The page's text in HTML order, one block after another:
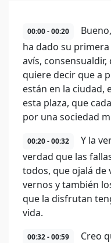
00:00 - 00:20
ha dado su
avís,
quiere decir que a
están en la ciudad,
esta plaza, que
por una sociedad
00:20 - 00:32
Y la
verdad que las
todos, que ojalá de
vernos y también
que la disfrutan
vida.
00:32 - 00:59
Creo